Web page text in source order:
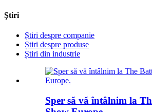
Ştiri
Știri despre companie
Știri despre produse
Știri din industrie
Sper să vă întâlnim la